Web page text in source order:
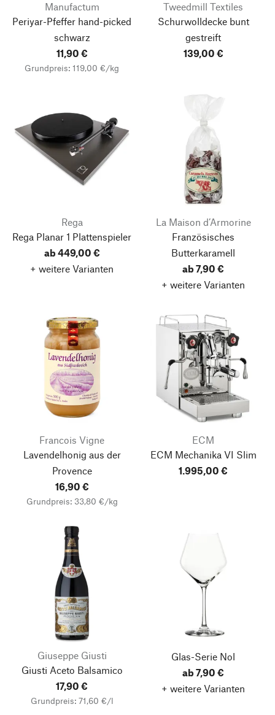
Manufactum
Periyar-Pfeffer hand-picked
schwarz
11,90 €
Grundpreis: 119,00 €/kg
Tweedmill Textiles
Schurwolldecke bunt
gestreift
139,00 €
Rega
Rega Planar 1 Plattenspieler
ab 449,00 €
+ weitere Varianten
La Maison d’Armorine
Französisches
Butterkaramell
ab 7,90 €
+ weitere Varianten
Francois Vigne
Lavendelhonig aus der
Provence
16,90 €
Grundpreis: 33,80 €/kg
ECM
ECM Mechanika VI Slim
1.995,00 €
Giuseppe Giusti
Giusti Aceto Balsamico
17,90 €
Grundpreis: 71,60 €/l
Glas-Serie Nol
ab 7,90 €
+ weitere Varianten